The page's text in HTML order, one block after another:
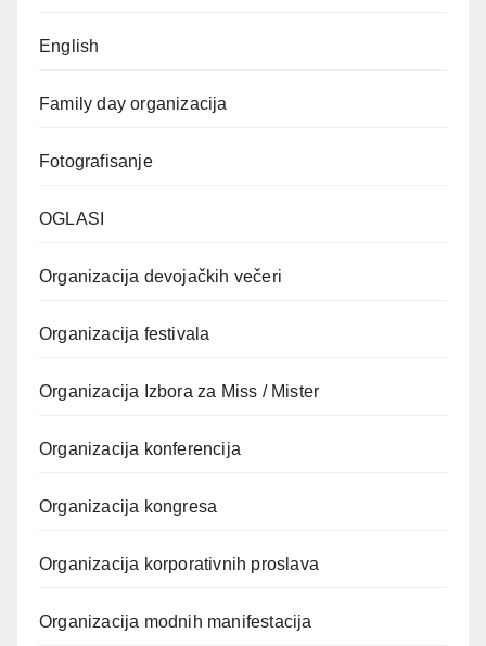
English
Family day organizacija
Fotografisanje
OGLASI
Organizacija devojačkih večeri
Organizacija festivala
Organizacija Izbora za Miss / Mister
Organizacija konferencija
Organizacija kongresa
Organizacija korporativnih proslava
Organizacija modnih manifestacija